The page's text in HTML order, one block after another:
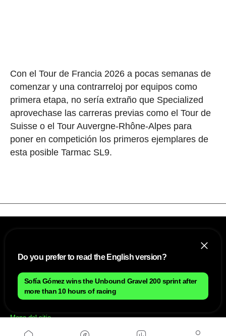
Con el Tour de Francia 2026 a pocas semanas de
comenzar y una contrarreloj por equipos como
primera etapa, no sería extraño que Specialized
aprovechase las carreras previas como el Tour de
Suisse o el Tour Auvergne-Rhône-Alpes para
poner en competición los primeros ejemplares de
esta posible Tarmac SL9.
NOSOTROS
Mapa del sitio
Anúnciate con nosotros
Do you prefer to read the English version?
Sofía Gómez wins the Unbound Gravel 200 sprint after
more than 10 hours of racing